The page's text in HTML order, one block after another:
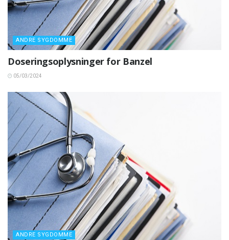
ANDRE SYGDOMME
Doseringsoplysninger for Banzel
05/03/2024
ANDRE SYGDOMME